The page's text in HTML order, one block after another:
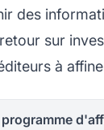
des
sur
à